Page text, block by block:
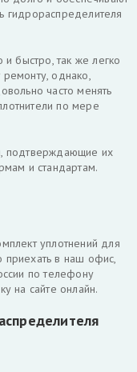
гидрораспределителя
и быстро, так же легко
однако,
часто менять
по мере
подтверждающие их
и стандартам.
уплотнений для
приехать в наш офис,
по телефону
на сайте онлайн.